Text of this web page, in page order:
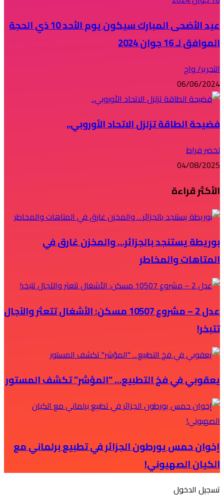
عيد الأضحى المبارك سيكون يوم الأحد 10 ذي الحجة
الموافق لـ 16 جوان 2024
التحرير/ واج
06/06/2024
فضيحة الطاقة تزلزل الاتحاد الأوروبي..
لخضر فراط
04/08/2025
الأكثر قراءة
بوريطة يستنجد بالجزائر… والمخزن غارق في
المتاهات والمخاطر
عدل 2 – مشروع 10507 مسكن: الأشغال تتعثر والآجال
تتبخر!
يعقوبي في فخ التطبيع… “المؤشر” تكشف المستور
إخوان حمس يورطون الجزائر في تطبيع برلماني مع
الكيان الصهيوني!
‫تسجيل الدخول‬